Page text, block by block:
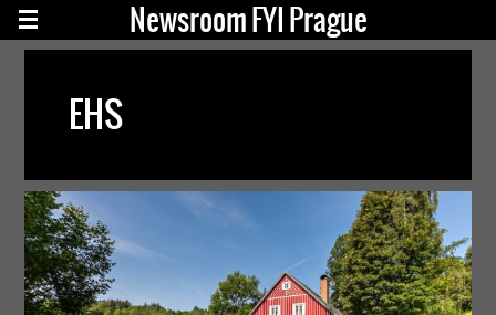
Newsroom FYI Prague
EHS